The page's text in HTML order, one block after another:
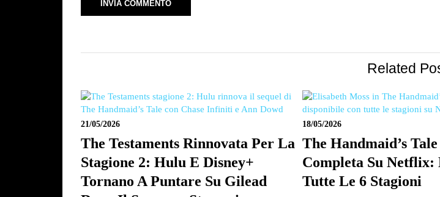
Related
21/05/2026
The Testaments Rinnovata Per La
Stagione 2: Hulu E Disney+
Tornano A Puntare Su Gilead
18/05/2026
The Handmaid’s
Completa Su
Tutte Le 6 Stagioni